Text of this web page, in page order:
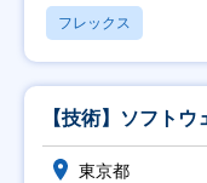
フレックス
【技術】ソフト
東京都